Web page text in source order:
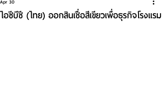
ไอซีบีซี (ไทย) ออกสินเชื่อสีเขียวเพื่อธุรกิจโรงแรม
Apr 30